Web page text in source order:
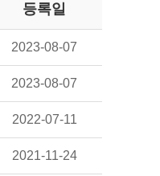
등록일
2023-08-07
2023-08-07
2022-07-11
2021-11-24